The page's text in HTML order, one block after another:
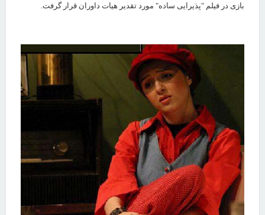
بازی در فیلم "پذیرایی ساده" مورد تقدیر هیات داوران قرار گرفت